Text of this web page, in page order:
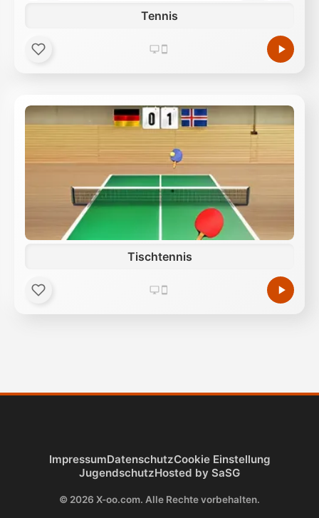
Tennis
Tischtennis
ImpressumDatenschutzCookie Einstellung
JugendschutzHosted by SaSG
© 2026 X-oo.com. Alle Rechte vorbehalten.